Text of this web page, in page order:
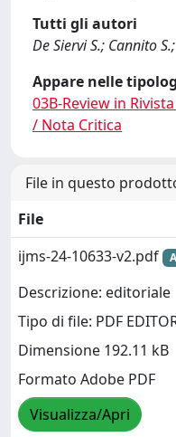
Tutti gli autori
De Siervi S.; Cannito
Appare nelle
03B-Review in
/ Nota Critica
File in questo
File
ijms-24-10633-v2.pdf
Descrizione: editoriale
Tipo di file: PDF
Dimensione 192.11 kB
Formato Adobe PDF
Visualizza/Apri